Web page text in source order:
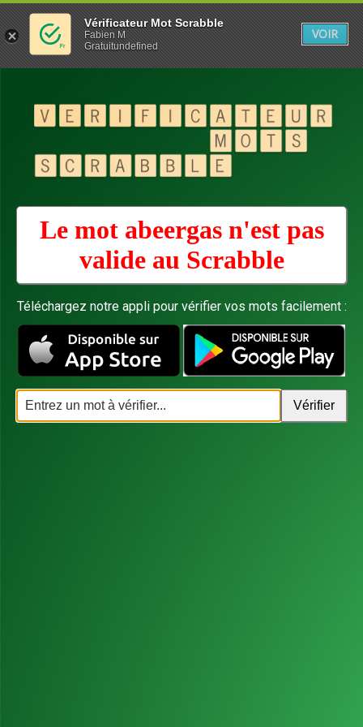
Le mot abeergas n'est pas
valide au Scrabble
Téléchargez notre appli pour vérifier vos mots facilement :
Vérificateur Mot Scrabble
Fabien M
Gratuitundefined
VOIR